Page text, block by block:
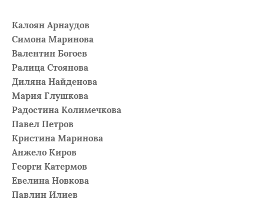
Калоян Арнаудов
Симона Маринова
Валентин Богоев
Ралица Стоянова
Диляна Найденова
Мария Глушкова
Радостина Колимечкова
Павел Петров
Кристина Маринова
Анжело Киров
Георги Катермов
Евелина Новкова
Павлин Илиев